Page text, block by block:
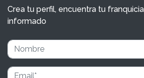
Crea tu perfil, encuentra tu
informado